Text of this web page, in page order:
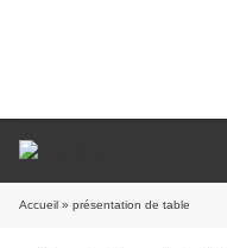
Accueil » présentation de table